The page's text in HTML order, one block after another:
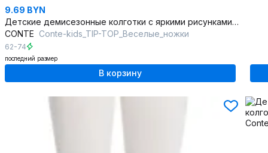
9.69 BYN
Детские демисезонные колготки с яркими рисунками из хлопка
CONTE Conte-kids_TIP-TOP_Веселые_ножки
62-74
последний размер
В корзину